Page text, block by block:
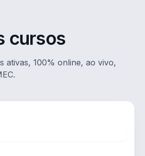
cursos
ativas, 100% online, ao vivo,